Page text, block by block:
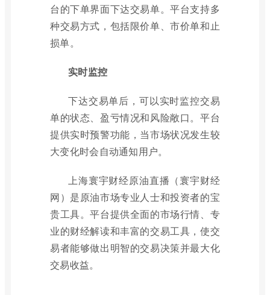
台的下单界面下达交易单。平台支持多
种交易方式，包括限价单、市价单和止
损单。
实时监控
下达交易单后，可以实时监控交易
单的状态、盈亏情况和风险敞口。平台
提供实时预警功能，当市场状况发生较
大变化时会自动通知用户。
上海寰宇财经原油直播（寰宇财经
网）是原油市场专业人士和投资者的宝
贵工具。平台提供全面的市场行情、专
业的财经解读和丰富的交易工具，使交
易者能够做出明智的交易决策并最大化
交易收益。